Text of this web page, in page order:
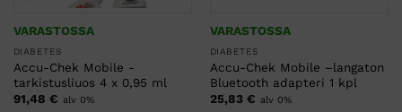
VARASTOSSA
DIABETES
Accu-Chek Mobile -
tarkistusliuos 4 x 0,95 ml
91,48 € alv 0%
VARASTOSSA
DIABETES
Accu-Chek Mobile –langaton
Bluetooth adapteri 1 kpl
25,83 € alv 0%